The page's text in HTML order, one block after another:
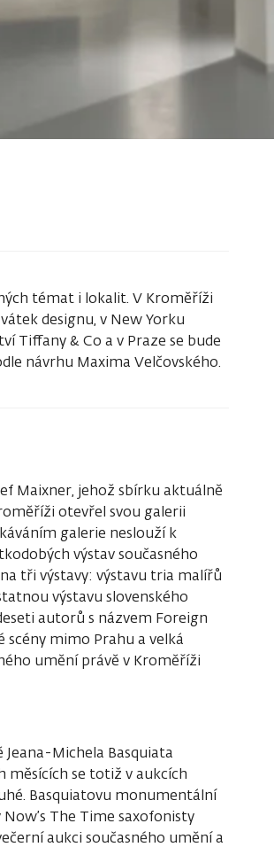
témat i lokalit. V Kroměříži
designu, v New Yorku
Tiffany & Co a v Praze se bude
návrhu Maxima Velčovského.
Maixner, jehož sbírku aktuálně
otevřel svou galerii
galerie neslouží k
výstav současného
tři výstavy: výstavu tria malířů
výstavu slovenského
autorů s názvem Foreign
scény mimo Prahu a velká
umění právě v Kroměříži
Michela Basquiata
měsících se totiž v aukcích
Basquiatovu monumentální
The Time saxofonisty
aukci současného umění a